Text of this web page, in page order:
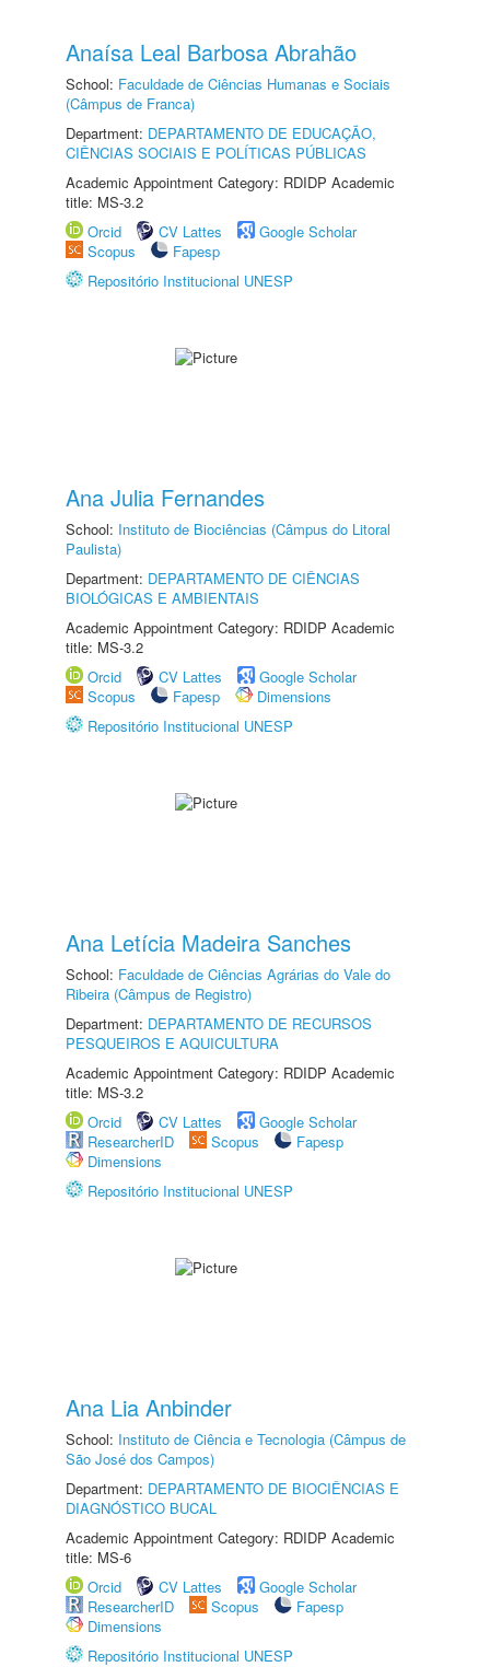
Anaísa Leal Barbosa Abrahão
School: Faculdade de Ciências Humanas e Sociais
(Câmpus de Franca)
Department: DEPARTAMENTO DE EDUCAÇÃO,
CIÊNCIAS SOCIAIS E POLÍTICAS PÚBLICAS
Academic Appointment Category: RDIDP Academic
title: MS-3.2
Orcid
CV Lattes
Google Scholar
Scopus
Fapesp
Repositório Institucional UNESP
Ana Julia Fernandes
School: Instituto de Biociências (Câmpus do Litoral
Paulista)
Department: DEPARTAMENTO DE CIÊNCIAS
BIOLÓGICAS E AMBIENTAIS
Academic Appointment Category: RDIDP Academic
title: MS-3.2
Orcid
CV Lattes
Google Scholar
Scopus
Fapesp
Dimensions
Repositório Institucional UNESP
Ana Letícia Madeira Sanches
School: Faculdade de Ciências Agrárias do Vale do
Ribeira (Câmpus de Registro)
Department: DEPARTAMENTO DE RECURSOS
PESQUEIROS E AQUICULTURA
Academic Appointment Category: RDIDP Academic
title: MS-3.2
Orcid
CV Lattes
Google Scholar
ResearcherID
Scopus
Fapesp
Dimensions
Repositório Institucional UNESP
Ana Lia Anbinder
School: Instituto de Ciência e Tecnologia (Câmpus de
São José dos Campos)
Department: DEPARTAMENTO DE BIOCIÊNCIAS E
DIAGNÓSTICO BUCAL
Academic Appointment Category: RDIDP Academic
title: MS-6
Orcid
CV Lattes
Google Scholar
ResearcherID
Scopus
Fapesp
Dimensions
Repositório Institucional UNESP